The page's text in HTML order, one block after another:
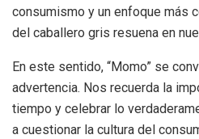
consumismo y un enfoque más
del caballero gris resuena en
En este sentido, “Momo” se
advertencia. Nos recuerda la
tiempo y celebrar lo
a cuestionar la cultura del